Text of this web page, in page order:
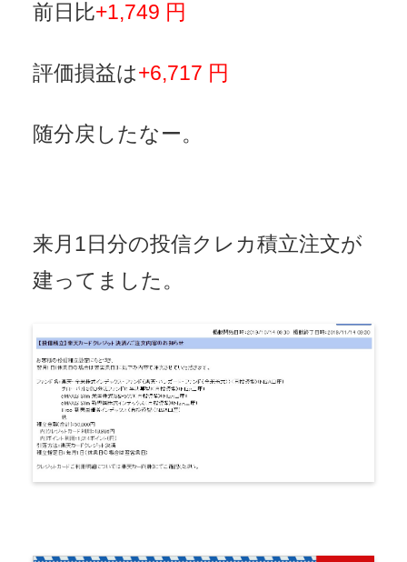
前日比+1,749 円
評価損益は+6,717 円
随分戻したなー。
来月1日分の投信クレカ積立注文が
建ってました。